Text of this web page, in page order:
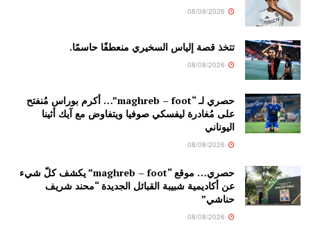
تتخذ قصة إلياس السخيري منعطفًا حاسمًا.
حصري لـ “maghreb – foot”… أكرم بوراس مُنفتح
على مُغادرة ليفسكي صوفيا ويتفاوض مع آيك أثينا
اليوناني
حصري… موقع “maghreb – foot” يكشف كلّ شيء
عن أكاديمية شبيبة القبائل الجديدة “محند شريف
حناشي”